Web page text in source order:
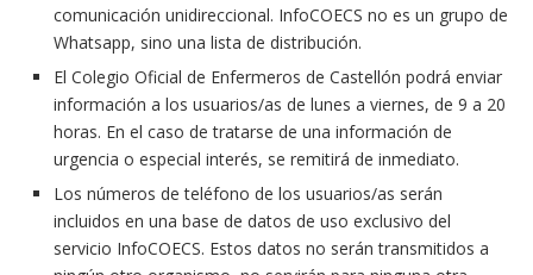
comunicación unidireccional. InfoCOECS no es un grupo de
Whatsapp, sino una lista de distribución.
El Colegio Oficial de Enfermeros de Castellón podrá enviar
información a los usuarios/as de lunes a viernes, de 9 a 20
horas. En el caso de tratarse de una información de
urgencia o especial interés, se remitirá de inmediato.
Los números de teléfono de los usuarios/as serán
incluidos en una base de datos de uso exclusivo del
servicio InfoCOECS. Estos datos no serán transmitidos a